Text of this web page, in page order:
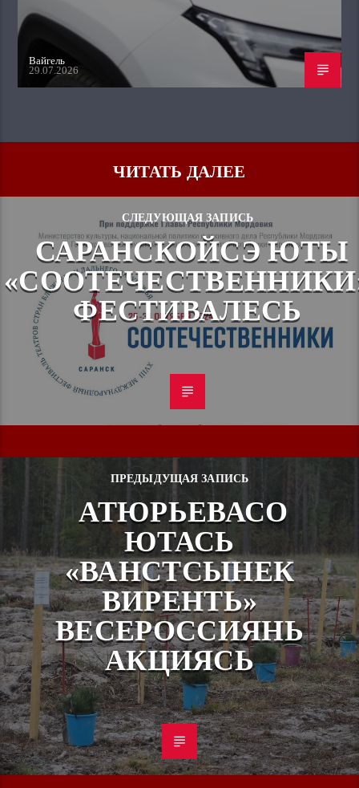
Вайгель
29.07.2026
ЧИТАТЬ ДАЛЕЕ
СЛЕДУЮЩАЯ ЗАПИСЬ
САРАНСКОЙСЭ ЮТЫ
ФЕСТИВАЛЕСЬ
ПРЕДЫДУЩАЯ ЗАПИСЬ
АТЮРЬЕВАСО
ЮТАСЬ
«ВАНСТСЫНЕК
ВИРЕНТЬ»
ВЕСЕРОССИЯНЬ
АКЦИЯСЬ